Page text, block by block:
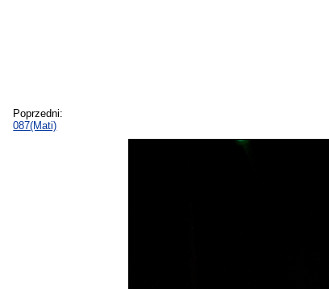
Poprzedni:
087(Mati)